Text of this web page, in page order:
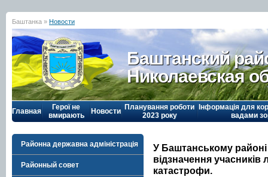
Баштанка » Новости
Баштанский
Николаевская
Главная
Герої не
вмирають
Новости Планування роботи
2023 року
Інформація для
вадами
Районна державна адміністрація
Районный совет
У Баштанському
відзначення учасників
катастрофи.